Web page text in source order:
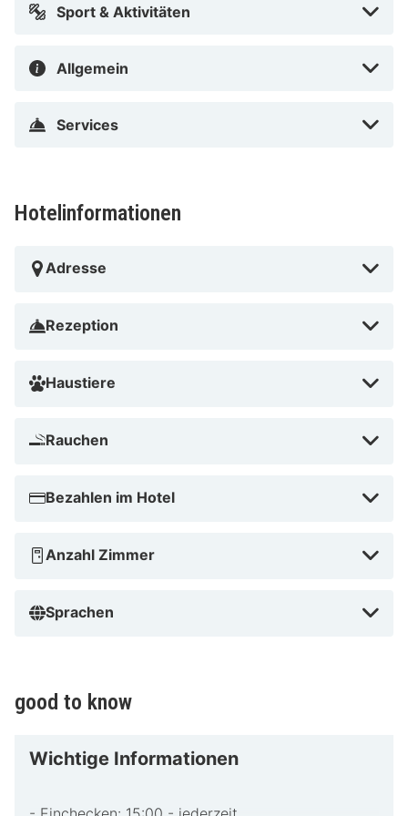
Sport & Aktivitäten
Allgemein
Services
Hotelinformationen
Adresse
Rezeption
Haustiere
Rauchen
Bezahlen im Hotel
Anzahl Zimmer
Sprachen
good to know
Wichtige Informationen